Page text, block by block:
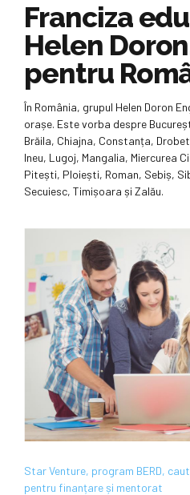
Franciza
Helen
pentru
În România, grupul Helen Doron
orașe. Este vorba despre
Brăila, Chiajna, Constanța,
Ineu, Lugoj, Mangalia, Miercurea
Pitești, Ploiești, Roman, Sebiș,
Secuiesc, Timișoara și Zalău.
Star Venture, program BERD,
pentru finanțare și mentorat